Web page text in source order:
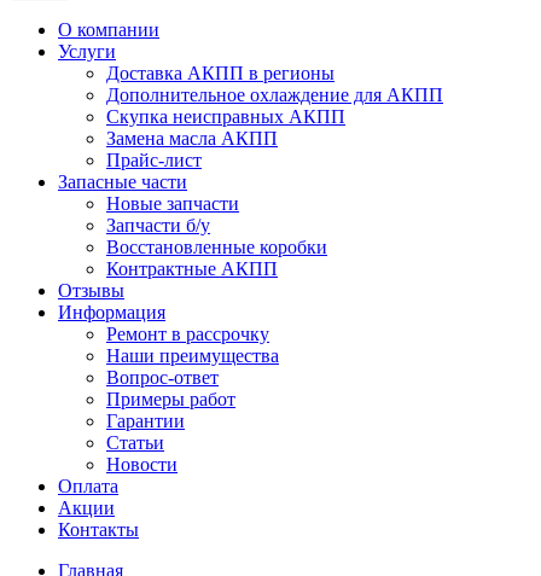
О компании
Услуги
Доставка АКПП в регионы
Дополнительное охлаждение для АКПП
Скупка неисправных АКПП
Замена масла АКПП
Прайс-лист
Запасные части
Новые запчасти
Запчасти б/у
Восстановленные коробки
Контрактные АКПП
Отзывы
Информация
Ремонт в рассрочку
Наши преимущества
Вопрос-ответ
Примеры работ
Гарантии
Статьи
Новости
Оплата
Акции
Контакты
Главная